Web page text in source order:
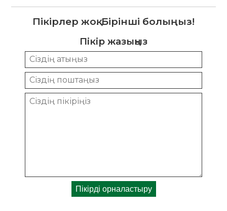
Пікірлер жоқ. Бірінші болыңыз!
Пікір жазыңыз